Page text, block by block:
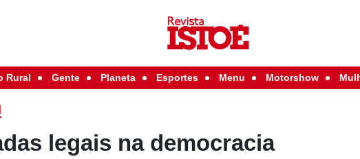
Rural Gente Planeta Esportes Menu Motorshow
legais na democracia